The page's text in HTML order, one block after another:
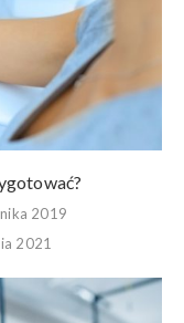
2019
2021